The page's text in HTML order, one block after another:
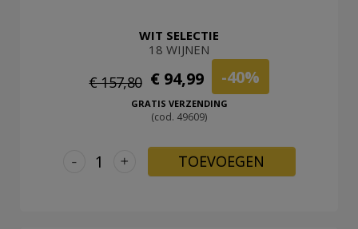
WIT SELECTIE
18 WIJNEN
€ 157,80 € 94,99 -40%
GRATIS VERZENDING
(cod. 49609)
+
- TOEVOEGEN